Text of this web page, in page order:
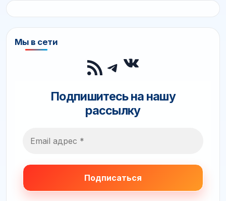
Мы в сети
RSS-лента
Telegram
ВКонтакте
Подпишитесь на нашу
рассылку